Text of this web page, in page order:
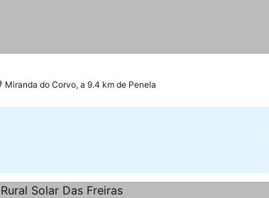
Miranda do Corvo, a 9.4 km de Penela